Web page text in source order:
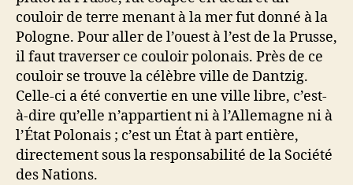
couloir de terre menant à la mer fut donné à la
Pologne. Pour aller de l’ouest à l’est de la Prusse,
il faut traverser ce couloir polonais. Près de ce
couloir se trouve la célèbre ville de Dantzig.
Celle-ci a été convertie en une ville libre, c’est-
à-dire qu’elle n’appartient ni à l’Allemagne ni à
l’État Polonais ; c’est un État à part entière,
directement sous la responsabilité de la Société
des Nations.